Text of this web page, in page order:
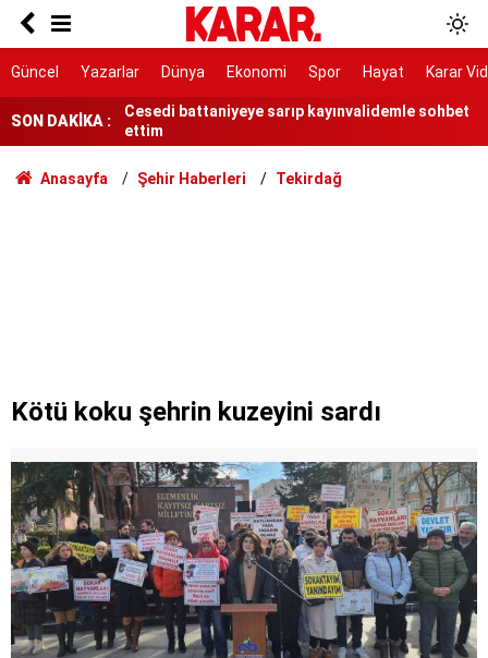
Güncel Yazarlar Dünya Ekonomi Spor Hayat Karar
SON DAKİKA :
Tek tıkla e-Devlet bilgilerinizi ele geçiriyorlar
ettim
Kuşadası Belediye Başkanı Günel'den
operasyon açıklaması
düşecek
Anasayfa Şehir Haberleri Tekirdağ
Kötü koku şehrin kuzeyini sardı